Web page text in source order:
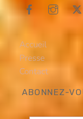
Accueil
Presse
Contact
ABONNEZ-